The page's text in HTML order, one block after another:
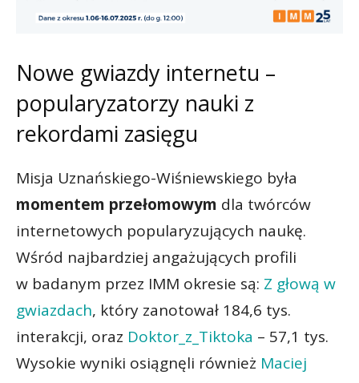
Nowe gwiazdy internetu –
popularyzatorzy nauki z
rekordami zasięgu
Misja Uznańskiego-Wiśniewskiego była
momentem przełomowym dla twórców
internetowych popularyzujących naukę.
Wśród najbardziej angażujących profili
w badanym przez IMM okresie są: Z głową w
gwiazdach, który zanotował 184,6 tys.
interakcji, oraz Doktor_z_Tiktoka – 57,1 tys.
Wysokie wyniki osiągnęli również Maciej